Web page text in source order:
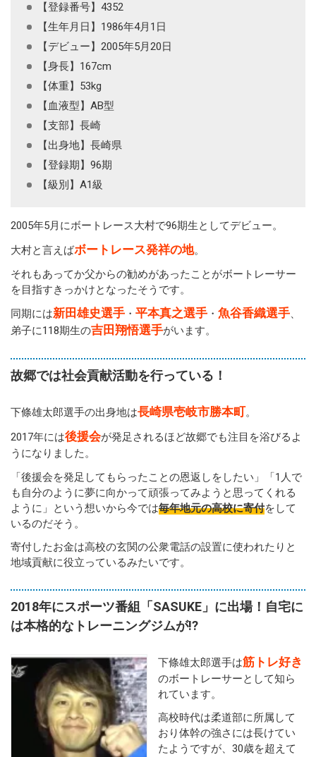
【登録番号】4352
【生年月日】1986年4月1日
【デビュー】2005年5月20日
【身長】167cm
【体重】53kg
【血液型】AB型
【支部】長崎
【出身地】長崎県
【登録期】96期
【級別】A1級
2005年5月にボートレース大村で96期生としてデビュー。
大村と言えばボートレース発祥の地。
それもあってか父からの勧めがあったことがボートレーサー
を目指すきっかけとなったそうです。
同期には新田雄史選手 ・ 平本真之選手 ・ 魚谷香織選手、
弟子に118期生の吉田翔悟選手がいます。
故郷では社会貢献活動を行っている！
下條雄太郎選手の出身地は長崎県壱岐市勝本町 。
2017年には後援会が発足されるほど故郷でも注目を浴びるよ
うになりました。
「後援会を発足してもらったことの恩返しをしたい」「1人で
も自分のように夢に向かって頑張ってみようと思ってくれる
ように」という想いから今では毎年地元の高校に寄付をして
いるのだそう。
寄付したお金は高校の玄関の公衆電話の設置に使われたりと
地域貢献に役立っているみたいです。
2018年にスポーツ番組「SASUKE」に出場！自宅に
は本格的なトレーニングジムが!?
下條雄太郎選手は筋トレ好き
のボートレーサーとして知ら
れています。
高校時代は柔道部に所属して
おり体幹の強さには長けてい
たようですが、30歳を超えて